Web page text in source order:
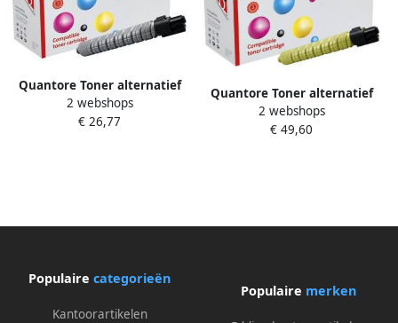
Quantore Toner alternatief
tbv Ricoh 841504 zwart
2 webshops
€ 26,77
Quantore Toner alternatief
tbv Ricoh 841507 geel
2 webshops
€ 49,60
Populaire categorieën
Kantoorartikelen
Populaire merken